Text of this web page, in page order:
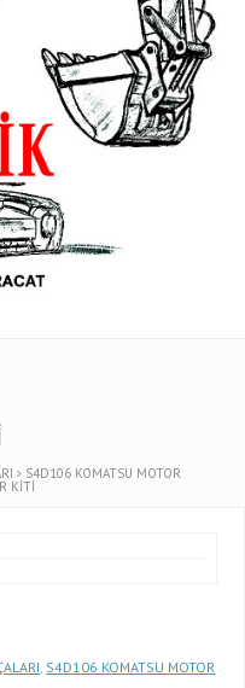
S4D106 KOMATSU MOTOR
KİTİ
S4D106 KOMATSU MOTOR